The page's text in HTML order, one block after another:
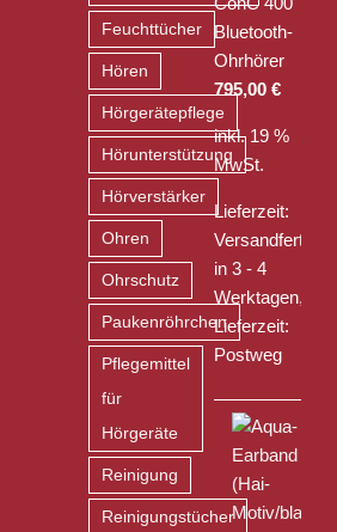
Feuchttücher
Hören
Hörgerätepflege
Hörunterstützung
Hörverstärker
Ohren
Ohrschutz
Paukenröhrchen
Pflegemittel
für
Hörgeräte
Reinigung
Reinigungstücher
Bluetooth-
Ohrhörer
795,00 €
inkl. 19 %
MwSt.
Lieferzeit:
Versandfertig
in 3 - 4
Werktagen,
Lieferzeit:
Postweg